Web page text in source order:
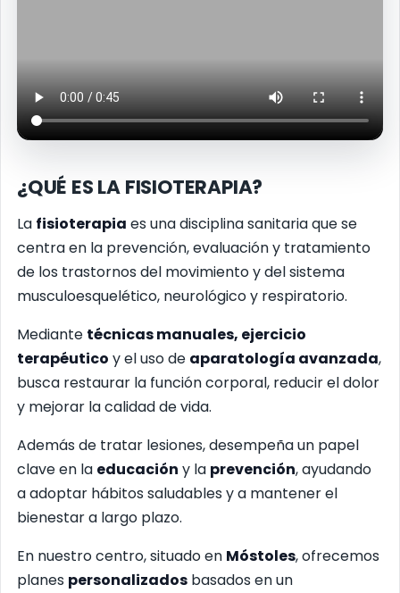
¿QUÉ ES LA FISIOTERAPIA?
La fisioterapia es una disciplina sanitaria que se
centra en la prevención, evaluación y tratamiento
de los trastornos del movimiento y del sistema
musculoesquelético, neurológico y respiratorio.
Mediante técnicas manuales, ejercicio
terapéutico y el uso de aparatología avanzada,
busca restaurar la función corporal, reducir el dolor
y mejorar la calidad de vida.
Además de tratar lesiones, desempeña un papel
clave en la educación y la prevención, ayudando
a adoptar hábitos saludables y a mantener el
bienestar a largo plazo.
En nuestro centro, situado en Móstoles, ofrecemos
planes personalizados basados en un